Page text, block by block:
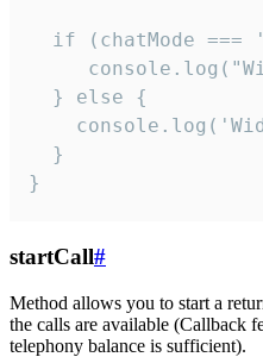
if (chatMode ===
  } else {
  }
}
startCall#
Method allows you to start a
the calls are available (Callback
telephony balance is sufficient).